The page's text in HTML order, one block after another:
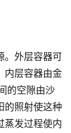
外层容器可
内层容器由金
的空隙由沙
的照射使这种
蒸发过程使内